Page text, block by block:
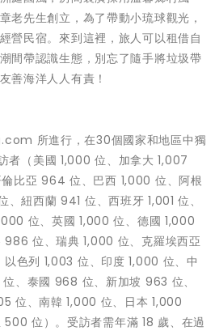
老先生創立，為了帶動小琉球觀光，
營民宿。來到這裡，旅人可以租借自
間帶認識生態，別忘了隨手將垃圾帶
善海洋人人有責！
所進行，在30個國家和地區中獨
者（美國 1,000 位、加拿大 1,007
比亞 964 位、巴西 1,000 位、阿根
紐西蘭 941 位、西班牙 1,001 位、
位、英國 1,000 位、德國 1,000
986 位、瑞典 1,000 位、克羅埃西亞
色列 1,003 位、印度 1,000 位、中
、泰國 968 位、新加坡 963 位、
位、南韓 1,000 位、日本 1,000
位）。受訪者需年滿 18 歲、在過